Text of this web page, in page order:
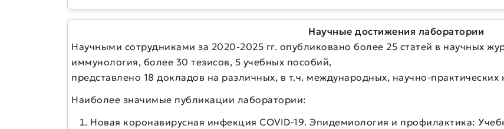
Научные достижения лаборатории
Научными сотрудниками за 2020-2025 гг. опубликовано более 25 статей в научных
иммунология, более 30 тезисов, 5 учебных пособий,
представлено 18 докладов на различных, в т.ч. международных, научно-
Наиболее значимые публикации лаборатории:
Новая коронавирусная инфекция COVID-19. Эпидемиология и профилактика: